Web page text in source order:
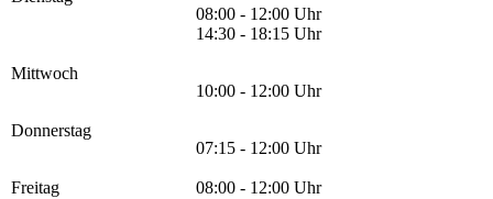
08:00 - 12:00 Uhr
14:30 - 18:15 Uhr
Mittwoch
10:00 - 12:00 Uhr
Donnerstag
07:15 - 12:00 Uhr
Freitag 08:00 - 12:00 Uhr